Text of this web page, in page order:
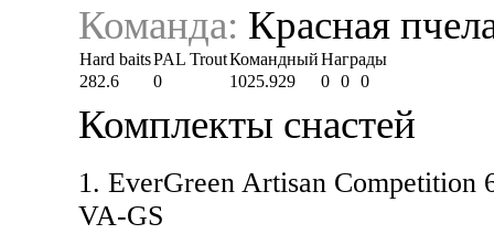
Команда: Красная
Hard baitsPAL TroutКомандныйНаграды
282.6
0 1025.929 0 0 0
Комплекты снастей
1. EverGreen Artisan
VA-GS